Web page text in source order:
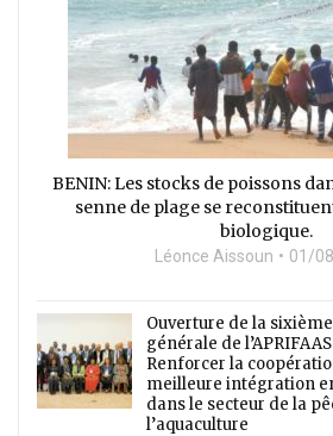
BENIN: Les stocks de poissons
senne de plage se
biologique.
Léonce Aissoun 01/
Ouverture de la
générale de
Renforcer la
meilleure intégration
dans le secteur de la
l’aquaculture